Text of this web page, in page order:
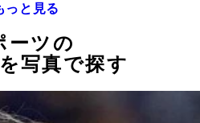
っと見る
ーツの
写真で探す